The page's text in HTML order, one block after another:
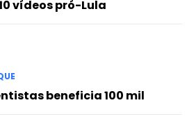
vídeos pró-Lula
beneficia 100 mil